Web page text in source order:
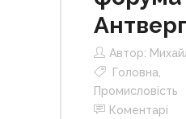
Автор:
Головна,
Промисловість
Коментарі